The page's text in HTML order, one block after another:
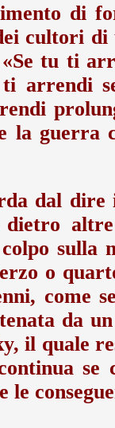
di
cultori
tu ti
arrendi
la guerra
dal
dietro
sulla
o
come
da
il quale
se